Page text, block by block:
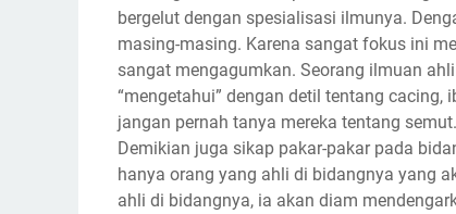
bergelut dengan spesialisasi ilmunya.
masing-masing. Karena sangat fokus ini
sangat mengagumkan. Seorang ilmuan
“mengetahui” dengan detil tentang cacing,
jangan pernah tanya mereka tentang
Demikian juga sikap pakar-pakar pada
hanya orang yang ahli di bidangnya yang
ahli di bidangnya, ia akan diam